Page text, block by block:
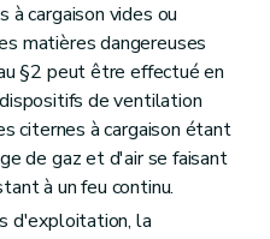
à cargaison vides ou
matières dangereuses
§2 peut être effectué en
de ventilation
citernes à cargaison étant
de gaz et d'air se faisant
à un feu continu.
d'exploitation, la